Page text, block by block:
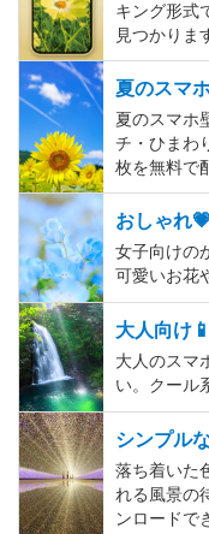
キング形式
見つかりま
夏のスマ
夏のスマホ
チ・ひまわ
枚を無料で
おしゃれ
女子向けの
可愛いお花
大人向け
大人のスマ
い。クール
シンプル
落ち着いた
れる風景の
ンロードで